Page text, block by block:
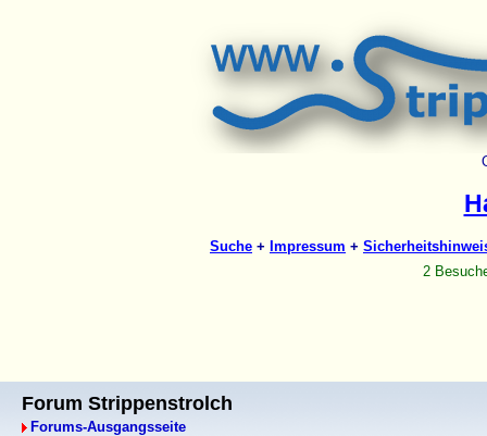
Forum Strippenstrolch
Forums-Ausgangsseite